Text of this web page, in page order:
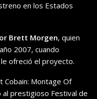
en los Estados
Brett Morgen, quien
2007, cuando
le ofreció el proyecto.
Cobain: Montage Of
al prestigioso Festival de